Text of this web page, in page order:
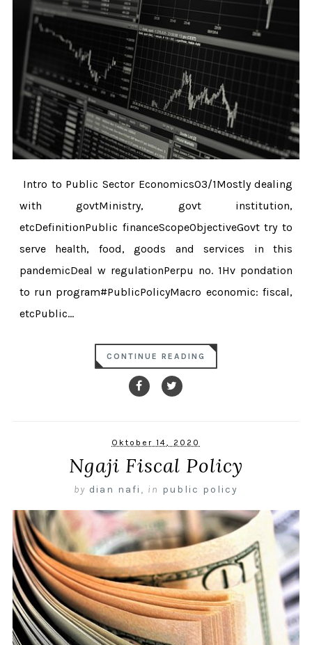
Intro to Public Sector Economics03/1Mostly dealing
with govtMinistry, govt institution,
etcDefinitionPublic financeScopeObjectiveGovt try to
serve health, food, goods and services in this
pandemicDeal w regulationPerpu no. 1Hv pondation
to run program#PublicPolicyMacro economic: fiscal,
etcPublic...
CONTINUE READING
Oktober 14, 2020
Ngaji Fiscal Policy
by dian nafi , in public policy